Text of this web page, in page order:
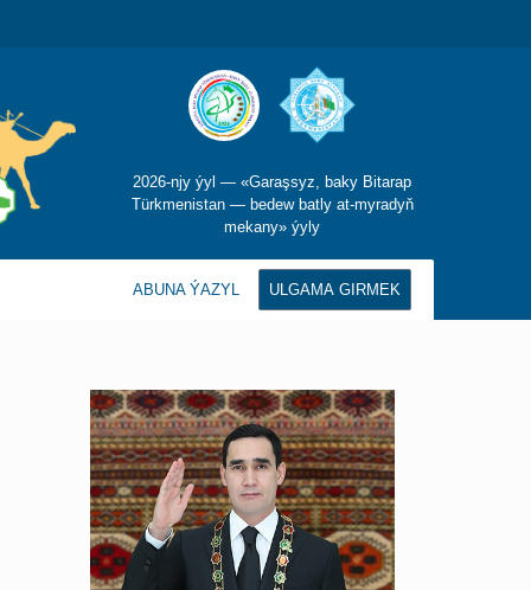
2026-njy ýyl — «Garaşsyz, baky Bitarap
Türkmenistan — bedew batly at-myradyň
mekany» ýyly
ABUNA ÝAZYL ULGAMA GIRMEK